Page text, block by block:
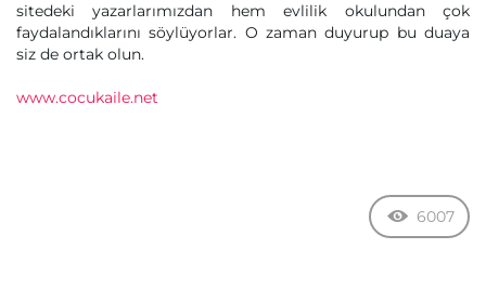
sitedeki yazarlarımızdan hem evlilik okulundan çok
faydalandıklarını söylüyorlar. O zaman duyurup bu duaya
siz de ortak olun.
www.cocukaile.net
6007